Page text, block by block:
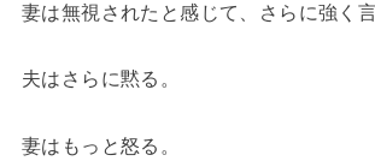
妻は無視されたと感じて、さらに強く言
夫はさらに黙る。
妻はもっと怒る。